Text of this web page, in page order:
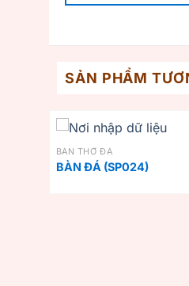
SẢN PHẨM
BÀN THỜ ĐÁ
BÀN ĐÁ (SP024)